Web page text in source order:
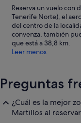
Reserva un vuelo con
Tenerife Norte), el
del centro de la
convenza, también
que está a 38,8 km.
Leer menos
Preguntas
¿Cuál es la mejor
Martillos al